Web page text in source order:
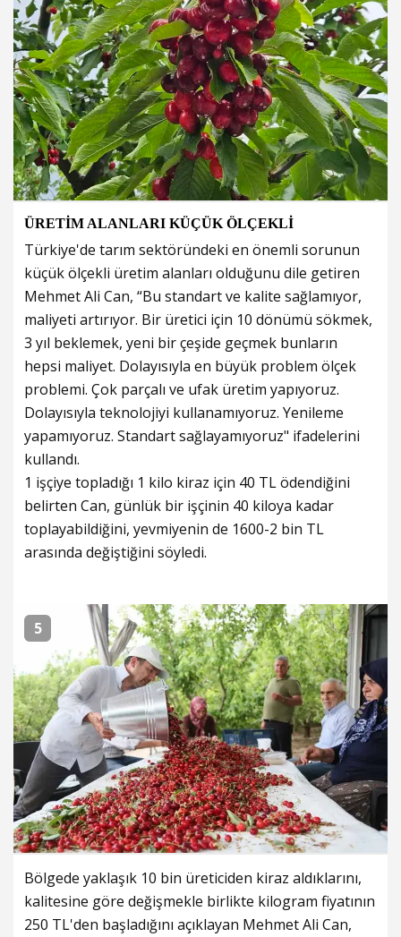
ÜRETİM ALANLARI KÜÇÜK ÖLÇEKLİ
Türkiye'de tarım sektöründeki en önemli sorunun
küçük ölçekli üretim alanları olduğunu dile getiren
Mehmet Ali Can, “Bu standart ve kalite sağlamıyor,
maliyeti artırıyor. Bir üretici için 10 dönümü sökmek,
3 yıl beklemek, yeni bir çeşide geçmek bunların
hepsi maliyet. Dolayısıyla en büyük problem ölçek
problemi. Çok parçalı ve ufak üretim yapıyoruz.
Dolayısıyla teknolojiyi kullanamıyoruz. Yenileme
yapamıyoruz. Standart sağlayamıyoruz" ifadelerini
kullandı.
1 işçiye topladığı 1 kilo kiraz için 40 TL ödendiğini
belirten Can, günlük bir işçinin 40 kiloya kadar
toplayabildiğini, yevmiyenin de 1600-2 bin TL
arasında değiştiğini söyledi.
5
Bölgede yaklaşık 10 bin üreticiden kiraz aldıklarını,
kalitesine göre değişmekle birlikte kilogram fiyatının
250 TL'den başladığını açıklayan Mehmet Ali Can,